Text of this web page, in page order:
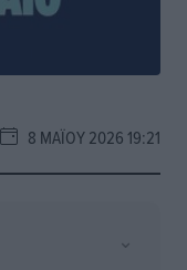
8 ΜΑΪ́ΟΥ 2026 19:21
⌄